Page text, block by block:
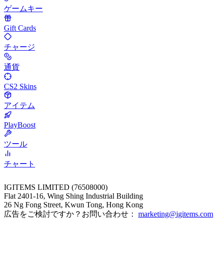
ゲームキー
Gift Cards
チャージ
通貨
CS2 Skins
アイテム
PlayBoost
ツール
チャート
IGITEMS LIMITED (76508000)
Flat 2401-16, Wing Shing Industrial Building
26 Ng Fong Street, Kwun Tong, Hong Kong
広告をご検討ですか？お問い合わせ： marketing@igitems.com